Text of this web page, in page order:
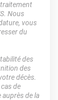
traitement
Nous
vous
du
des
des
décès.
cas de
de la